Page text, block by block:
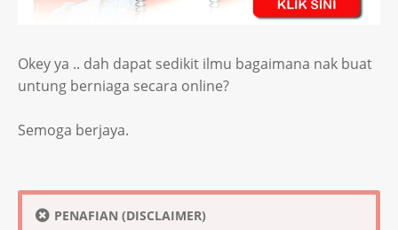
Okey ya .. dah dapat sedikit ilmu bagaimana nak buat
untung berniaga secara online?
Semoga berjaya.
PENAFIAN (DISCLAIMER)